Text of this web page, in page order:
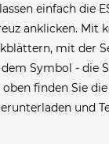
einfach die
anklicken. Mit
mit der
Symbol - die
oben finden Sie
und